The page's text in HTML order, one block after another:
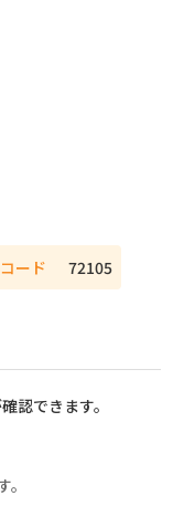
ード 72105
認できます。